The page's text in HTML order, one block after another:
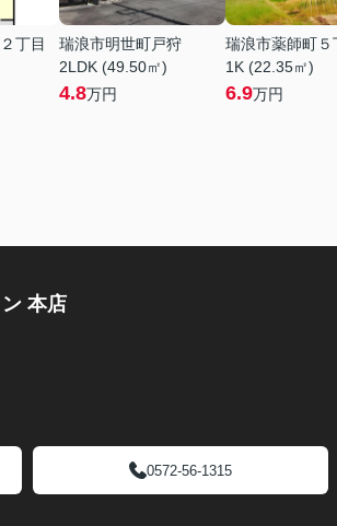
丁目
瑞浪市明世町戸狩
2LDK (49.50㎡)
4.8万円
瑞浪市薬師町５
1K (22.35㎡)
6.9万円
本店
0572-56-1315